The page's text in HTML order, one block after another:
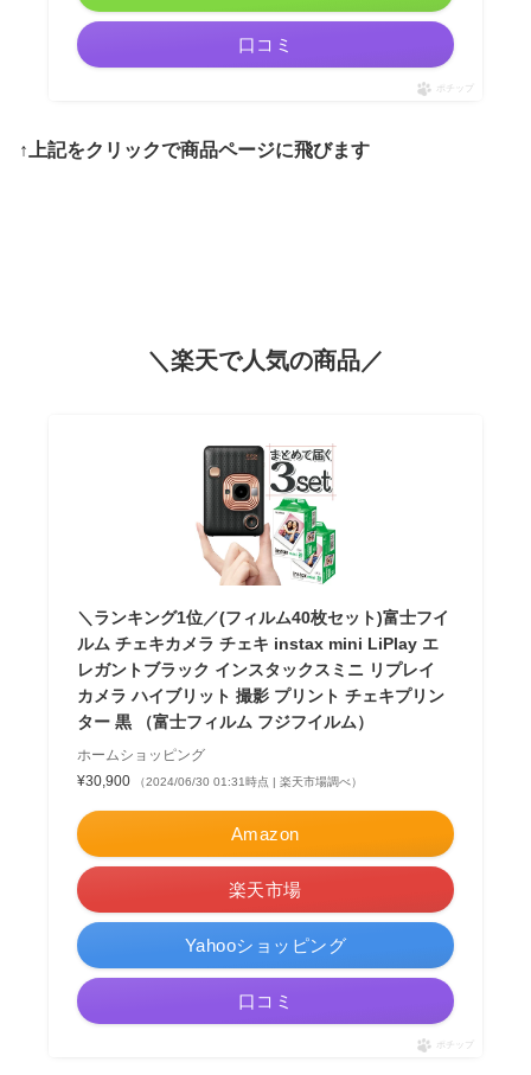
口コミ
ポチップ
↑上記をクリックで商品ページに飛びます
＼楽天で人気の商品／
＼ランキング1位／(フィルム40枚セット)富士フイ
ルム チェキカメラ チェキ instax mini LiPlay エ
レガントブラック インスタックスミニ リプレイ
カメラ ハイブリット 撮影 プリント チェキプリン
ター 黒 （富士フィルム フジフイルム）
ホームショッピング
¥30,900
（2024/06/30 01:31時点 | 楽天市場調べ）
Amazon
楽天市場
Yahooショッピング
口コミ
ポチップ